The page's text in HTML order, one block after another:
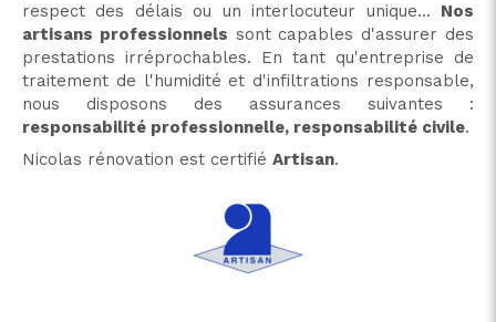
respect des délais ou un interlocuteur unique... Nos
artisans professionnels sont capables d'assurer des
prestations irréprochables. En tant qu'entreprise de
traitement de l'humidité et d'infiltrations responsable,
nous disposons des assurances suivantes :
responsabilité professionnelle, responsabilité civile.
Nicolas rénovation est certifié Artisan.